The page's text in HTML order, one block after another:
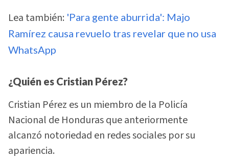
Lea también: 'Para gente aburrida': Majo
Ramírez causa revuelo tras revelar que no usa
WhatsApp
¿Quién es Cristian Pérez?
Cristian Pérez es un miembro de la Policía
Nacional de Honduras que anteriormente
alcanzó notoriedad en redes sociales por su
apariencia.